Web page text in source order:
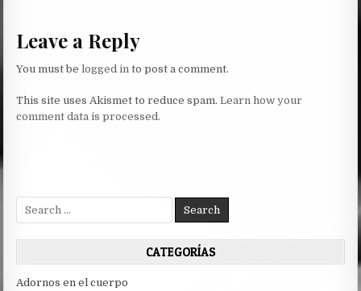
Leave a Reply
You must belogged in to post a comment.
This site uses Akismet to reduce spam.Learn how your
comment data is processed.
Search
for:
CATEGORÍAS
Adornos en el cuerpo